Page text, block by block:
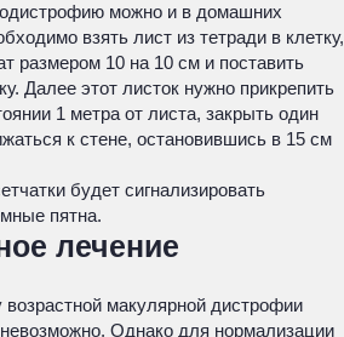
можно и в домашних
взять лист из тетради в клетку,
размером 10 на 10 см и поставить
Далее этот листок нужно прикрепить
1 метра от листа, закрыть один
к стене, остановившись в 15 см
будет сигнализировать
пятна.
лечение
макулярной дистрофии
Однако для нормализации